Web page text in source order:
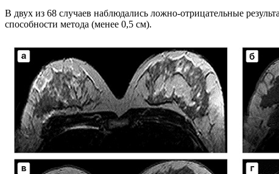
В двух из 68 случаев наблюдались ложно-отрицательные
способности метода (менее 0,5 см).